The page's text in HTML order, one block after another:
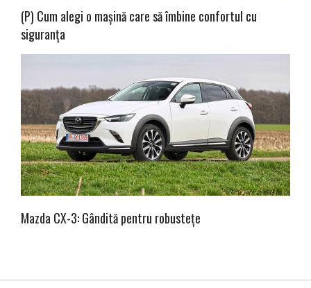
(P) Cum alegi o mașină care să îmbine confortul cu
siguranța
Mazda CX-3: Gândită pentru robustețe